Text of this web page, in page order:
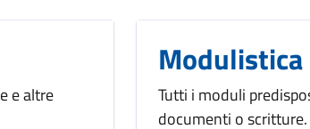
e altre
Modulistica
Tutti i moduli
documenti o scritture.